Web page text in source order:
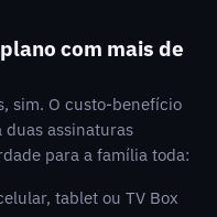
com mais de
sim. O custo-benefício
duas assinaturas
para a família toda:
tablet ou TV Box